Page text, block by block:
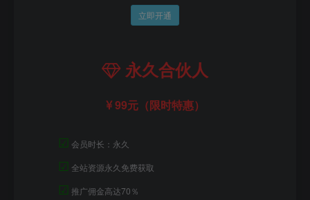
立即开通
永久合伙人
99元（限时特惠）
☑ 会员时长：永久
☑ 全站资源永久免费获取
☑ 推广佣金高达70％